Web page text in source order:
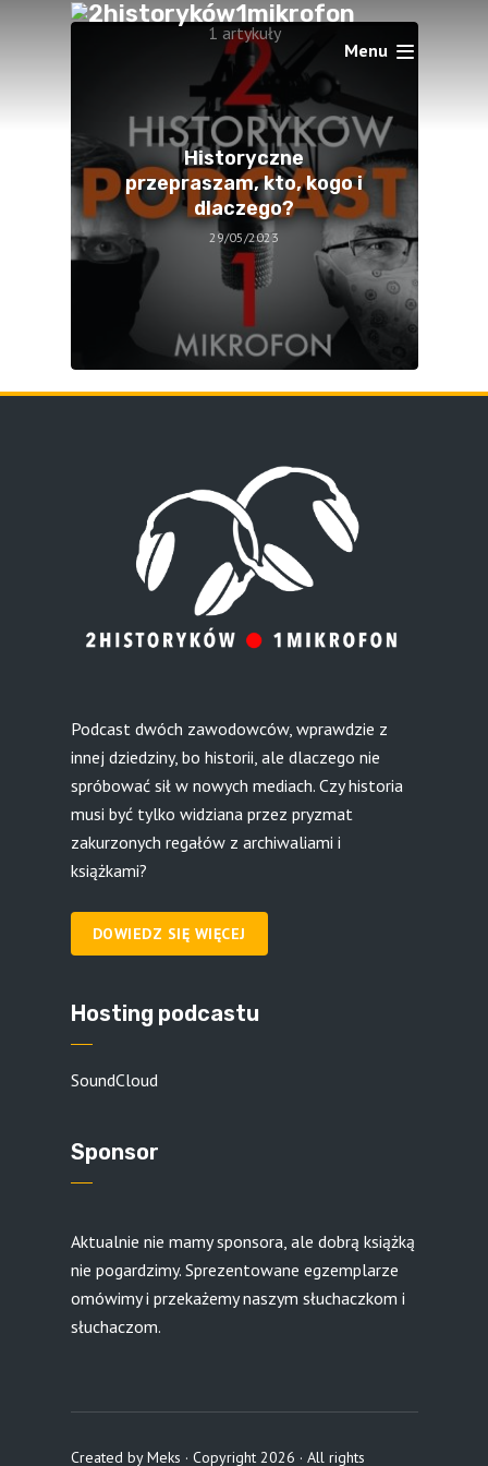
Menu
1 artykuły
Historyczne
przepraszam, kto, kogo i
dlaczego?
29/05/2023
Podcast dwóch zawodowców, wprawdzie z
innej dziedziny, bo historii, ale dlaczego nie
spróbować sił w nowych mediach. Czy historia
musi być tylko widziana przez pryzmat
zakurzonych regałów z archiwaliami i
książkami?
DOWIEDZ SIĘ WIĘCEJ
Hosting podcastu
SoundCloud
Sponsor
Aktualnie nie mamy sponsora, ale dobrą książką
nie pogardzimy. Sprezentowane egzemplarze
omówimy i przekażemy naszym słuchaczkom i
słuchaczom.
Created byMeks · Copyright 2026 · All rights